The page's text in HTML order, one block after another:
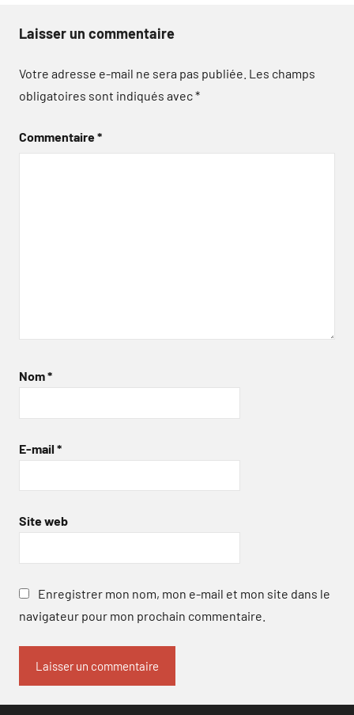
Laisser un commentaire
Votre adresse e-mail ne sera pas publiée. Les champs
obligatoires sont indiqués avec*
Commentaire*
Nom*
E-mail *
Site web
Enregistrer mon nom, mon e-mail et mon site dans le
navigateur pour mon prochain commentaire.